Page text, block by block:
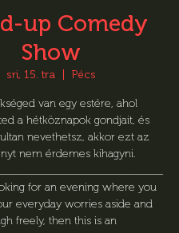
up Comedy
Show
sri, 15. tra Pécs
van egy estére, ahol
a hétköznapok gondjait, és
nevethetsz, akkor ezt az
nem érdemes kihagyni.
for an evening where you
everyday worries aside and
freely, then this is an